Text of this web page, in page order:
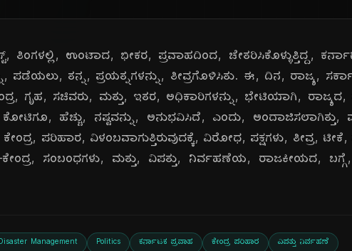
ತಿಂಗಳಲ್ಲಿ, ಉಂಟಾದ, ಭೀಕರ, ಪ್ರವಾಹದಿಂದ, ಚೇತರಿಸಿಕೊಳ್ಳುತ್ತಿದ್ದ,
ತನ್ನ, ಪ್ರಯತ್ನಗಳನ್ನು, ತೀವ್ರಗೊಳಿಸಿತು. ಈ, ದಿನ, ರಾಜ್ಯ,
ಗೃಹ, ಸಚಿವರು, ಮತ್ತು, ಇತರ, ಅಧಿಕಾರಿಗಳನ್ನು, ಭೇಟಿಯಾಗಿ, ರಾಜ್ಯದ,
ಹೆಚ್ಚು, ನಷ್ಟವನ್ನು, ಅನುಭವಿಸಿದೆ, ಎಂದು, ಅಂದಾಜಿಸಲಾಗಿತ್ತು,
ಪರಿಹಾರ, ವಿಳಂಬವಾಗುತ್ತಿರುವುದಕ್ಕೆ, ವಿರೋಧ, ಪಕ್ಷಗಳು, ತೀವ್ರ, ಟೀಕೆ,
ಸಂಬಂಧಗಳು, ಮತ್ತು, ವಿಪತ್ತು, ನಿರ್ವಹಣೆಯ, ರಾಜಕೀಯದ,
Management Politics ಕರ್ನಾಟಕ ಪ್ರವಾಹ ಕೇಂದ್ರ ಪರಿಹಾರ ವಿಪತ್ತು ನಿರ್ವಹಣೆ